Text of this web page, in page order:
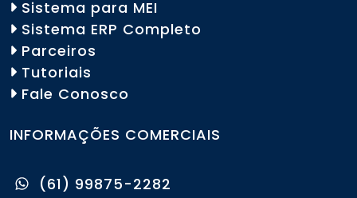
Sistema para MEI
Sistema ERP Completo
Parceiros
Tutoriais
Fale Conosco
INFORMAÇÕES COMERCIAIS
(61) 99875-2282